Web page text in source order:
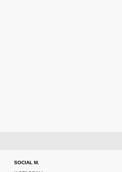
SOCIAL M.